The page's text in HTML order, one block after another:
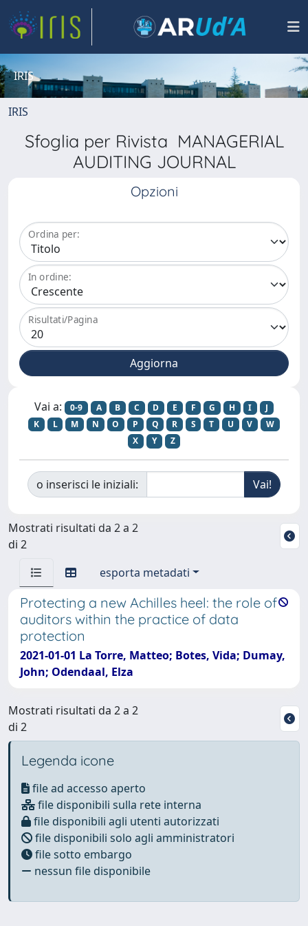
IRIS
IRIS
Sfoglia per Rivista MANAGERIAL
AUDITING JOURNAL
Opzioni
Ordina per:
In ordine:
Risultati/Pagina
Vai a: 0-9 A B C D E F G H I
J
K
L M N O P Q R S T U V
W
X
Y Z
o inserisci le iniziali:
Mostrati risultati da 2 a 2
di 2
esporta metadati
Protecting a new Achilles heel: the role of
auditors within the practice of data
protection
2021-01-01 La Torre, Matteo; Botes, Vida; Dumay,
John; Odendaal, Elza
Mostrati risultati da 2 a 2
di 2
Legenda icone
file ad accesso aperto
file disponibili sulla rete interna
file disponibili agli utenti autorizzati
file disponibili solo agli amministratori
file sotto embargo
nessun file disponibile